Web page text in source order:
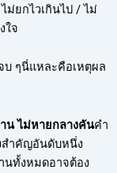
ม่ยกไวเกินไป / ไม่
ใจ
บ ๆนี่แหละคือเหตุผล
าน ไม่หายกลางคันคำ
สำคัญอันดับหนึ่ง
นทั้งหมดอาจต้อง